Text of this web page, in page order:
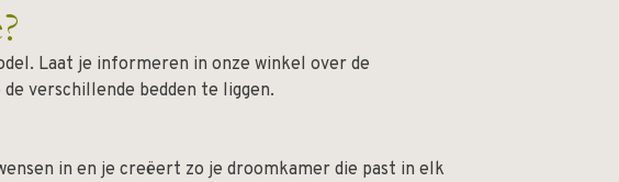
Laat je informeren in onze winkel over de
verschillende bedden te liggen.
in en je creëert zo je droomkamer die past in elk